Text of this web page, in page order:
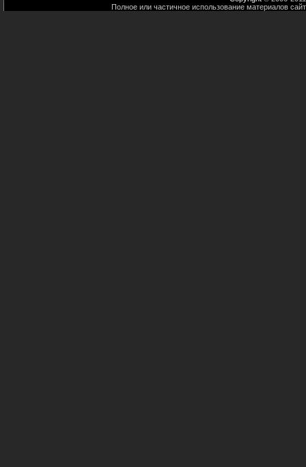
Полное или частичное использование материалов